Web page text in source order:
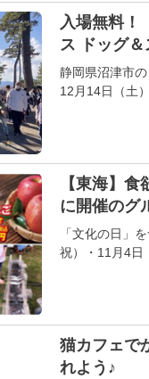
入場無料！
ス ドッグ
静岡県沼津市
12月14日（土
【東海】
に開催のグ
「文化の日」
祝）・11月4日
猫カフェで
れよう♪